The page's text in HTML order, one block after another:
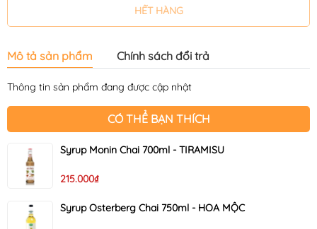
HẾT HÀNG
Mô tả sản phẩm Chính sách đổi trả
Thông tin sản phẩm đang được cập nhật
CÓ THỂ BẠN THÍCH
Syrup Monin Chai 700ml - TIRAMISU
215.000₫
Syrup Osterberg Chai 750ml - HOA MỘC